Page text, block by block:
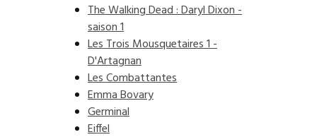
The Walking Dead : Daryl Dixon -
saison 1
Les Trois Mousquetaires 1 -
D'Artagnan
Les Combattantes
Emma Bovary
Germinal
Eiffel